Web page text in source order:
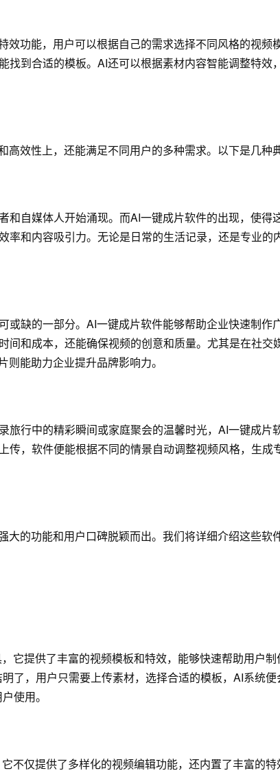
效功能，用户可以根据自己的需求选择不同风格的视频
找到合适的模板。AI还可以根据素材内容智能调整特效
效性上，还能满足不同用户的多种需求。以下是几种
和自媒体人开始涌现。而AI一键成片软件的出现，使得
率和内容吸引力。无论是日常的生活记录，还是专业的
或缺的一部分。AI一键成片软件能够帮助企业快速制作
间和成本，还能确保视频的创意和质量。尤其是在社交
能助力企业提升品牌影响力。
旅行中的精彩瞬间或家庭聚会的温馨时光，AI一键成片
传，软件便能根据不同的情景自动调整视频风格，生成
大的功能和用户口碑脱颖而出。我们将详细介绍这些软
它提供了丰富的视频模板和特效，能够快速帮助用户
了，用户只需要上传素材，选择合适的模板，AI系统
使用。
不仅提供了多样化的视频编辑功能，还内置了丰富的特